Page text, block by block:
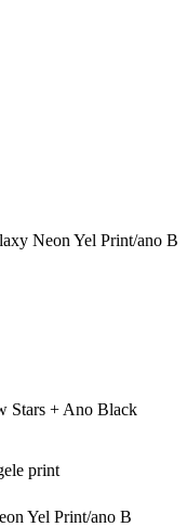
Neon Yel Print/ano B
Stars + Ano Black
print
Yel Print/ano B